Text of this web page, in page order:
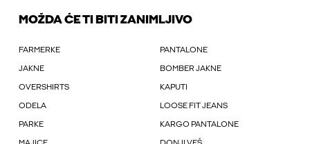
MOŽDA ĆE TI BITI ZANIMLJIVO
FARMERKE PANTALONE
JAKNE BOMBER JAKNE
OVERSHIRTS KAPUTI
ODELA LOOSE FIT JEANS
PARKE KARGO PANTALONE